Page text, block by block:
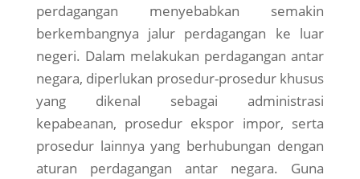
perdagangan menyebabkan semakin
berkembangnya jalur perdagangan ke luar
negeri. Dalam melakukan perdagangan antar
negara, diperlukan prosedur-prosedur khusus
yang dikenal sebagai administrasi
kepabeanan, prosedur ekspor impor, serta
prosedur lainnya yang berhubungan dengan
aturan perdagangan antar negara. Guna